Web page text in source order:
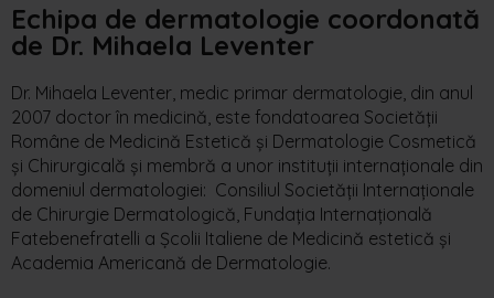
Echipa de dermatologie coordonată
de Dr. Mihaela Leventer
Dr. Mihaela Leventer, medic primar dermatologie, din anul
2007 doctor în medicină, este fondatoarea Societății
Române de Medicină Estetică și Dermatologie Cosmetică
și Chirurgicală și membră a unor instituții internaționale din
domeniul dermatologiei: Consiliul Societății Internaționale
de Chirurgie Dermatologică, Fundația Internațională
Fatebenefratelli a Școlii Italiene de Medicină estetică și
Academia Americană de Dermatologie.